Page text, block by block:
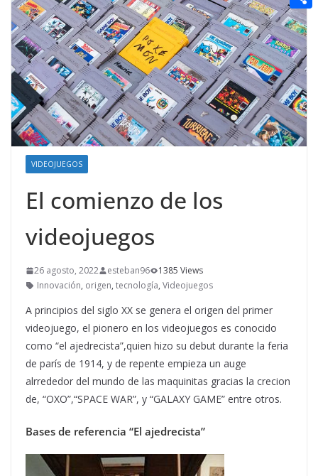
VIDEOJUEGOS
El comienzo de los
videojuegos
26 agosto, 2022 esteban96
1385 Views
Innovación, origen, tecnología, Videojuegos
A principios del siglo XX se genera el origen del primer
videojuego, el pionero en los videojuegos es conocido
como “el ajedrecista”,quien hizo su debut durante la feria
de parís de 1914, y de repente empieza un auge
alrrededor del mundo de las maquinitas gracias la crecion
de, “OXO”,“SPACE WAR”, y “GALAXY GAME” entre otros.
Bases de referencia “El ajedrecista”
n
g
e
r
e
r
e
r
e
s
t
a
i
l
e
d
d
i
t
C
o
m
p
a
r